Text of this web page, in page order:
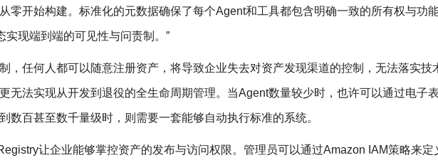
零开始构建。标准化的元数据确保了每个Agent和工具都包含明确一致的所有权与功
实现端到端的可见性与问责制。”
，任何人都可以随意注册资产，将导致企业失去对资产发现渠道的控制，无法落实技
无法实现从开发到退役的全生命周期管理。当Agent数量较少时，也许可以通过电子
数百甚至数千量级时，则需要一套能够自动执行标准的系统。
让企业能够掌控资产的发布与访问权限。管理员可以通过Amazon IAM策略来定